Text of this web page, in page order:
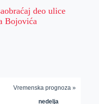
deo ulice
Bojovića